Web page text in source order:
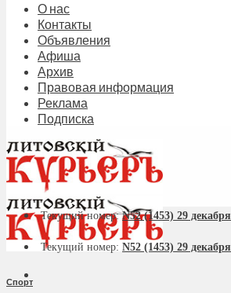
О нас
Контакты
Объявления
Афиша
Архив
Правовая информация
Реклама
Подписка
Текущий номер:N52 (1453) 29 декабря
Текущий номер: N52 (1453) 29 декабря
Спорт